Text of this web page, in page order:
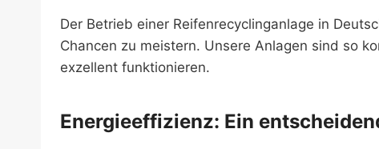
Der Betrieb einer Reifenrecyclinganlage in
Chancen zu meistern. Unsere Anlagen sind so
exzellent funktionieren.
Energieeffizienz: Ein